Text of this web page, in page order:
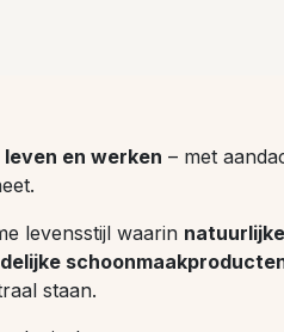
en werken – met
levensstijl waarin natuurlijke
staan.